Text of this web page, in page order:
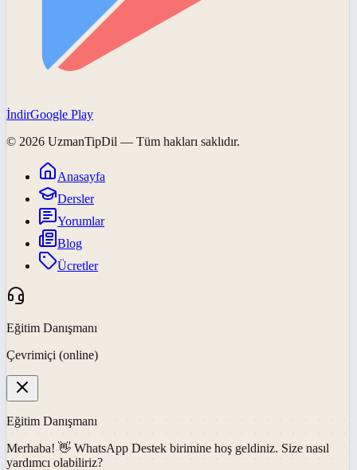
İndirGoogle Play
© 2026 UzmanTipDil — Tüm hakları saklıdır.
Anasayfa
Dersler
Yorumlar
Blog
Ücretler
Eğitim Danışmanı
Çevrimiçi (online)
Eğitim Danışmanı
Merhaba! 👋 WhatsApp Destek birimine hoş geldiniz. Size nasıl
yardımcı olabiliriz?